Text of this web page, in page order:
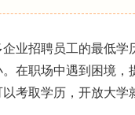
业招聘员工的最低
在职场中遇到困境
考取学历，开放大